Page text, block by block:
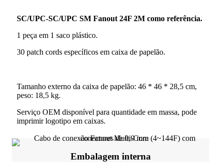
SC/UPC-SC/UPC SM Fanout 24F 2M como referência.
1 peça em 1 saco plástico.
30 patch cords específicos em caixa de papelão.
Tamanho externo da caixa de papelão: 46 * 46 * 28,5 cm,
peso: 18,5 kg.
Serviço OEM disponível para quantidade em massa, pode
imprimir logotipo em caixas.
Embalagem interna